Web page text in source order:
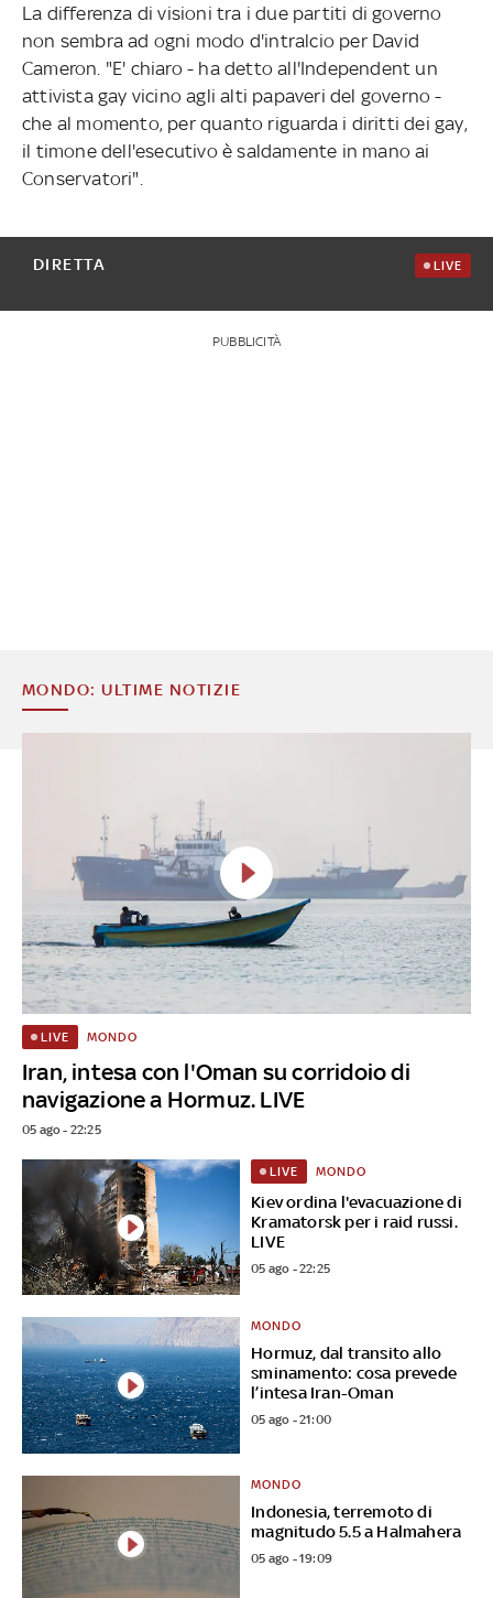
La differenza di visioni tra i due partiti di governo
non sembra ad ogni modo d'intralcio per David
Cameron. "E' chiaro - ha detto all'Independent un
attivista gay vicino agli alti papaveri del governo -
che al momento, per quanto riguarda i diritti dei gay,
il timone dell'esecutivo è saldamente in mano ai
Conservatori".
DIRETTA LIVE
PUBBLICITÀ
MONDO: ULTIME NOTIZIE
Iran, intesa con l'Oman su corridoio di
navigazione a Hormuz. LIVE
LIVE MONDO
05 ago - 22:25
Kiev ordina l'evacuazione di
Kramatorsk per i raid russi.
LIVE
LIVE MONDO
05 ago - 22:25
Hormuz, dal transito allo
sminamento: cosa prevede
l’intesa Iran-Oman
MONDO
05 ago - 21:00
Indonesia, terremoto di
magnitudo 5.5 a Halmahera
MONDO
05 ago - 19:09